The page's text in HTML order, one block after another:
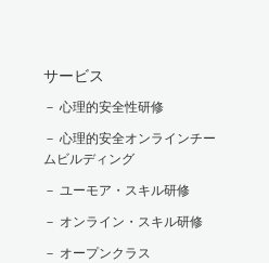
サービス
－ 心理的安全性研修
－ 心理的安全オンラインチー
ムビルディング
－ ユーモア・スキル研修
－ オンライン・スキル研修
－ オープンクラス